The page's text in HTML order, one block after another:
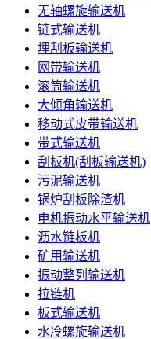
无轴螺旋输送机
链式输送机
埋刮板输送机
网带输送机
滚筒输送机
大倾角输送机
移动式皮带输送机
带式输送机
刮板机(刮板输送机)
污泥输送机
锅炉刮板除渣机
电机振动水平输送机
沥水链板机
矿用输送机
振动整列输送机
拉链机
板式输送机
水冷螺旋输送机